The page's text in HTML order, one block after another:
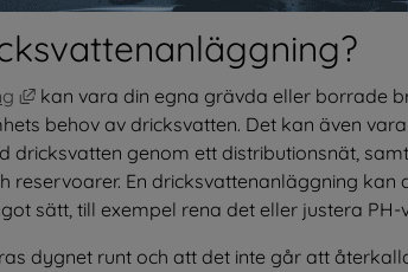
Länk till annan webbplats, öppnas i nytt
kan vara din egna grävda eller borrade
behov av dricksvatten. Det kan även
dricksvatten genom ett distributionsnät,
reservoarer. En dricksvattenanläggning
sätt, till exempel rena det eller justera PH-
dygnet runt och att det inte går att